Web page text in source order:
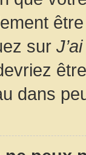
sur
dans